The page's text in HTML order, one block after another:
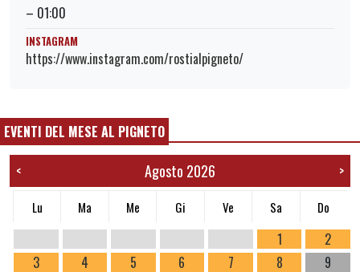
– 01:00
INSTAGRAM
https://www.instagram.com/rostialpigneto/
EVENTI DEL MESE AL PIGNETO
< Agosto 2026 >
Lu Ma Me Gi Ve Sa Do
1
2
3
4 5 6 7 8 9